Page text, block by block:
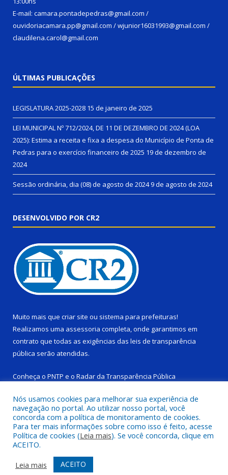
E-mail: camara.pontadepedras@gmail.com /
ouvidoriacamara.pp@gmail.com / wjunior16031993@gmail.com /
claudilena.carol@gmail.com
ÚLTIMAS PUBLICAÇÕES
LEGISLATURA 2025-2028 15 de janeiro de 2025
LEI MUNICIPAL Nº 712/2024, DE 11 DE DEZEMBRO DE 2024 (LOA
2025): Estima a receita e fixa a despesa do Município de Ponta de
Pedras para o exercício financeiro de 2025 19 de dezembro de
2024
Sessão ordinária, dia (08) de agosto de 20249 de agosto de 2024
DESENVOLVIDO POR CR2
Muito mais que criar site ou sistema para prefeituras!
Realizamos uma assessoria completa, onde garantimos em
contrato que todas as exigências das leis de transparência
pública serão atendidas.
Conheça o PNTP e o Radar da Transparência Pública
Todos os direitos reservados a Câmara Municipal de Ponta de
Pedras.
Mapa do Site
Acessar Área Administrativa
Acessar Webmail
Nós usamos cookies para melhorar sua experiência de
navegação no portal. Ao utilizar nosso portal, você
concorda com a política de monitoramento de cookies.
Para ter mais informações sobre como isso é feito, acesse
Política de cookies (Leia mais). Se você concorda, clique em
ACEITO.
Leia mais
ACEITO